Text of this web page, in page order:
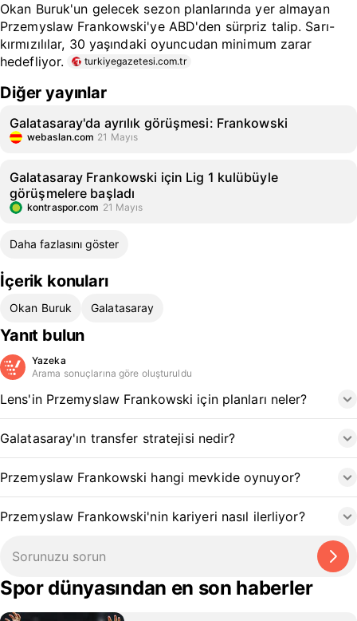
Okan Buruk'un gelecek sezon planlarında yer almayan
Przemyslaw Frankowski'ye ABD'den sürpriz talip. Sarı-
kırmızılılar, 30 yaşındaki oyuncudan minimum zarar
hedefliyor.
turkiyegazetesi.com.tr
Diğer yayınlar
Galatasaray'da ayrılık görüşmesi: Frankowski
webaslan.com 21 Mayıs
Galatasaray Frankowski için Lig 1 kulübüyle
görüşmelere başladı
kontraspor.com 21 Mayıs
Daha fazlasını göster
İçerik konuları
Okan Buruk Galatasaray
Yanıt bulun
Yazeka
Arama sonuçlarına göre oluşturuldu
Lens'in Przemyslaw Frankowski için planları neler?
Galatasaray'ın transfer stratejisi nedir?
Przemyslaw Frankowski hangi mevkide oynuyor?
Przemyslaw Frankowski'nin kariyeri nasıl ilerliyor?
Spor dünyasından en son haberler